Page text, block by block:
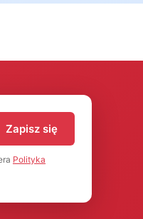
Zapisz się
Polityka